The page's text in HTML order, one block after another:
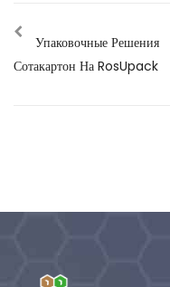
Упаковочные Решения
Сотакартон На RosUpack